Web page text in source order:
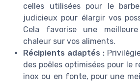
celles utilisées pour le
judicieux pour élargir vos
Cela favorise une
chaleur sur vos aliments.
Récipients adaptés :
des poêles optimisées pour le
inox ou en fonte, pour une